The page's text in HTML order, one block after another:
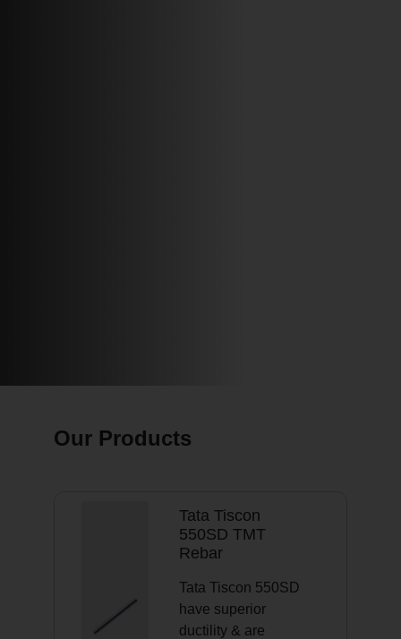
Our Products
Tata Tiscon
550SD TMT
Rebar
Tata Tiscon 550SD
have superior
ductility & are